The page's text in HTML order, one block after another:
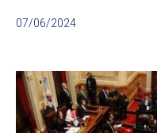
07/06/2024